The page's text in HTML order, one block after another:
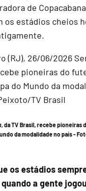
de
os estádios cheios
, daTV Brasil, recebe pioneiras
da modalidade no país -
os estádios
a gente jogou